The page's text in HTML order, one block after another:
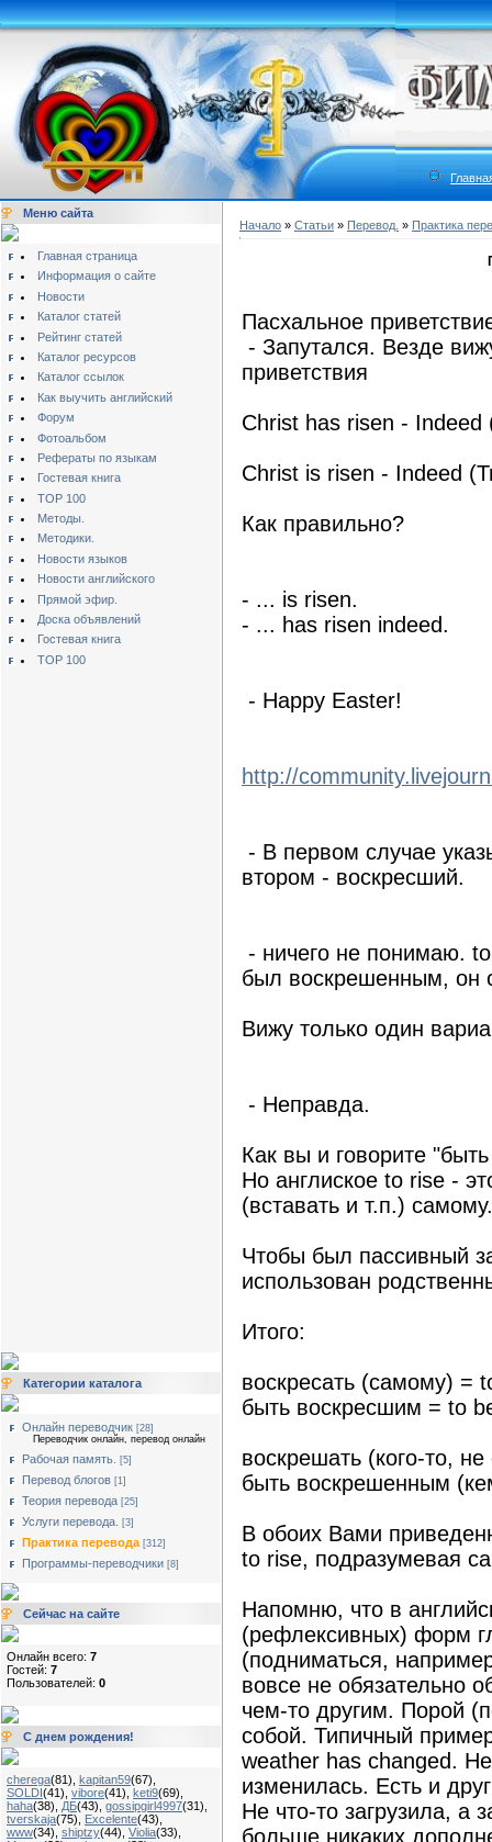
Меню сайта
Главная страница
Информация о сайте
Новости
Каталог статей
Рейтинг статей
Каталог ресурсов
Каталог ссылок
Как выучить английский
Форум
Фотоальбом
Рефераты по языкам
Гостевая книга
TOP 100
Методы.
Методики.
Новости языков
Новости английского
Прямой эфир.
Доска объявлений
Гостевая книга
TOP 100
Категории каталога
Онлайн переводчик [28]
Переводчик онлайн, перевод онлайн
Рабочая память. [5]
Перевод блогов [1]
Теория перевода [25]
Услуги перевода. [3]
Практика перевода [312]
Программы-переводчики [8]
Сейчас на сайте
Онлайн всего: 7
Гостей: 7
Пользователей: 0
С днем рождения!
cherega(81) kapitan59(67)
SOLDI(41) vibore(41) keti9(69)
haha(38) ДБ(43) gossipgirl4997(31)
tverskaja(75) Excelente(43)
www(34) shiptzy(44) Violia(33)
Начало » Статьи » Перевод. » Практика
Пасхальное
- Запутался. Везде
приветствия
Christ has risen - Indeed
Christ is risen - Indeed
Как правильно?
- ... is risen.
- ... has risen indeed.
- Happy Easter!
http://
- В первом случае
втором - воскресший.
- ничего не понимаю.
был воскрешенным, он
Вижу только один
- Неправда.
Как вы и говорите
Но англиское to rise -
(вставать и т.п.) самому.
Чтобы был пассивный
использован
Итого:
воскресать (самому) =
быть воскресшим = to
воскрешать (кого-то,
быть воскрешенным
В обоих Вами
to rise, подразумевая
Напомню, что в
(рефлексивных) форм
(подниматься,
вовсе не обязательно
чем-то другим. Порой
собой. Типичный
weather has changed.
изменилась. Есть и
Не что-то загрузила, а
больше никаких